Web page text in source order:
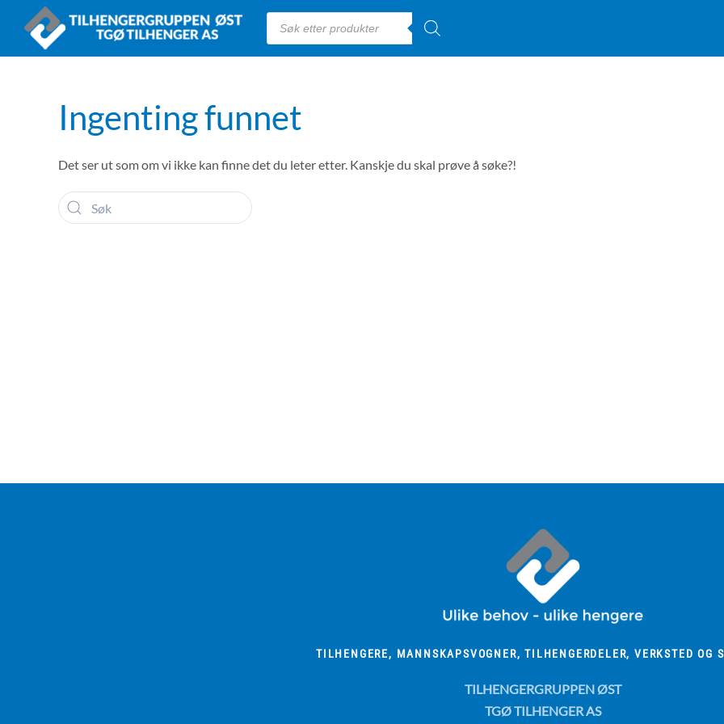
Skip to main content
Products
search
Ingenting funnet
Det ser ut som om vi ikke kan finne det du leter etter. Kanskje du skal prøve å søke?!
TILHENGERE, MANNSKAPSVOGNER, TILHENGERDELER, VERKSTED OG
TILHENGERGRUPPEN ØST
TGØ TILHENGER AS